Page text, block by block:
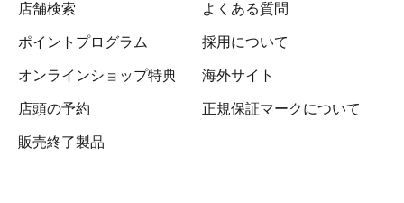
店舗検索
ポイントプログラム
オンラインショップ特典
店頭の予約
販売終了製品
よくある質問
採用について
海外サイト
正規保証マークについて